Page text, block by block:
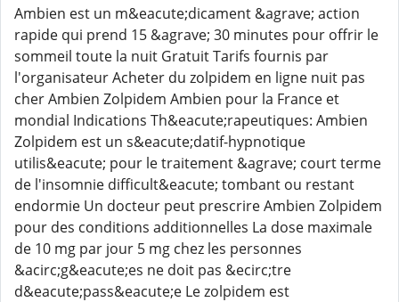
Ambien est un m&eacute;dicament &agrave; action
rapide qui prend 15 &agrave; 30 minutes pour offrir le
sommeil toute la nuit Gratuit Tarifs fournis par
l'organisateur Acheter du zolpidem en ligne nuit pas
cher Ambien Zolpidem Ambien pour la France et
mondial Indications Th&eacute;rapeutiques: Ambien
Zolpidem est un s&eacute;datif-hypnotique
utilis&eacute; pour le traitement &agrave; court terme
de l'insomnie difficult&eacute; tombant ou restant
endormie Un docteur peut prescrire Ambien Zolpidem
pour des conditions additionnelles La dose maximale
de 10 mg par jour 5 mg chez les personnes
&acirc;g&eacute;es ne doit pas &ecirc;tre
d&eacute;pass&eacute;e Le zolpidem est